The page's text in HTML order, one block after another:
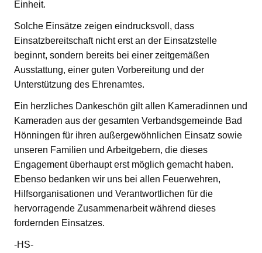
Einheit.
Solche Einsätze zeigen eindrucksvoll, dass
Einsatzbereitschaft nicht erst an der Einsatzstelle
beginnt, sondern bereits bei einer zeitgemäßen
Ausstattung, einer guten Vorbereitung und der
Unterstützung des Ehrenamtes.
Ein herzliches Dankeschön gilt allen Kameradinnen und
Kameraden aus der gesamten Verbandsgemeinde Bad
Hönningen für ihren außergewöhnlichen Einsatz sowie
unseren Familien und Arbeitgebern, die dieses
Engagement überhaupt erst möglich gemacht haben.
Ebenso bedanken wir uns bei allen Feuerwehren,
Hilfsorganisationen und Verantwortlichen für die
hervorragende Zusammenarbeit während dieses
fordernden Einsatzes.
-HS-